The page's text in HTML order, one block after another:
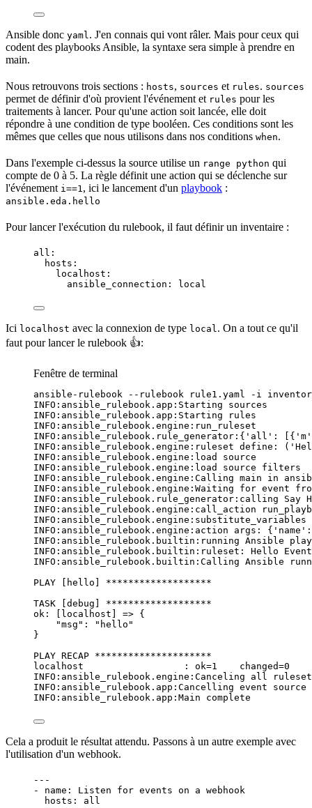
Ansible donc yaml. J'en connais qui vont râler. Mais pour ceux qui
codent des playbooks Ansible, la syntaxe sera simple à prendre en
main.
Nous retrouvons trois sections : hosts, sources et rules. sources
permet de définir d'où provient l'événement et rules pour les
traitements à lancer. Pour qu'une action soit lancée, elle doit
répondre à une condition de type booléen. Ces conditions sont les
mêmes que celles que nous utilisons dans nos conditions when.
Dans l'exemple ci-dessus la source utilise un range python qui
compte de 0 à 5. La règle définit une action qui se déclenche sur
l'événement i==1, ici le lancement d'un playbook :
ansible.eda.hello
Pour lancer l'exécution du rulebook, il faut définir un inventaire :
all :
hosts :
localhost :
ansible_connection : local
Ici localhost avec la connexion de type local. On a tout ce qu'il
faut pour lancer le rulebook 👍:
Fenêtre de terminal
ansible-rulebook --rulebook rule1.yaml -i
INFO:ansible_rulebook.app:Starting
sources
INFO:ansible_rulebook.app:Starting
rules
INFO:ansible_rulebook.engine:run_ruleset
INFO:ansible_rulebook.rule_generator: { ' all ': [{' m
INFO:ansible_rulebook.engine:ruleset define: ('
INFO:ansible_rulebook.engine:load source
INFO:ansible_rulebook.engine:load source filters
INFO:ansible_rulebook.engine:Calling main in
INFO:ansible_rulebook.engine:Waiting for event
INFO:ansible_rulebook.rule_generator:calling Say
INFO:ansible_rulebook.engine:call_action
INFO:ansible_rulebook.engine:action args: { ' name '
INFO:ansible_rulebook.builtin:running Ansible
INFO:ansible_rulebook.builtin:ruleset: Hello
INFO:ansible_rulebook.builtin:Calling Ansible
PLAY [hello] *******************
TASK [debug] *******************
ok: [localhost] => {
"msg": "hello"
}
PLAY RECAP *********************
localhost                  : ok=1    changed=0
INFO:ansible_rulebook.engine:Canceling all
INFO:ansible_rulebook.app:Cancelling event source
INFO:ansible_rulebook.app:Main complete
Cela a produit le résultat attendu. Passons à un autre exemple avec
l'utilisation d'un webhook.
---
- name : Listen for events on a webhook
hosts : all